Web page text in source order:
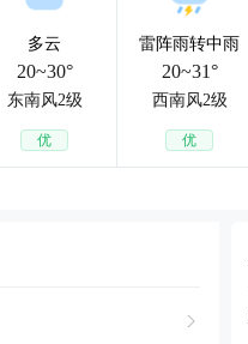
多云
20~30°
东南风2级
优
雷阵雨转中雨
20~31°
西南风2级
优